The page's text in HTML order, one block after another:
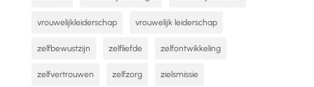
vrouwelijkleiderschap vrouwelijk leiderschap
zelfbewustzijn zelfliefde zelfontwikkeling
zelfvertrouwen zelfzorg zielsmissie